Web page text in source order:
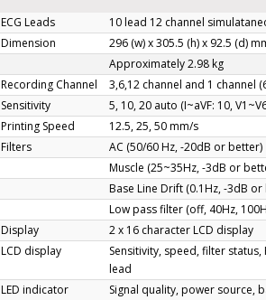
ECG Leads
10 lead 12 channel
Dimension
296 (w) x 305.5 (h) x 92.5 (d)
Approximately 2.98 kg
Recording Channel
3,6,12 channel and 1 channel
Sensitivity
5, 10, 20 auto (I~aVF: 10,
Printing Speed
12.5, 25, 50 mm/s
Filters
AC (50/60 Hz, -20dB or better)
Muscle (25~35Hz, -3dB or
Base Line Drift (0.1Hz, -3dB
Low pass filter (off, 40Hz,
Display
2 x 16 character LCD display
LCD display
Sensitivity, speed, filter
lead
LED indicator
Signal quality, power source,